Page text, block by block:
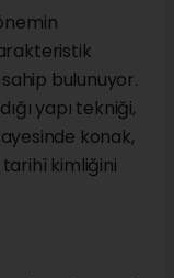
bulunuyor.
yapı tekniği,
konak,
kimliğini